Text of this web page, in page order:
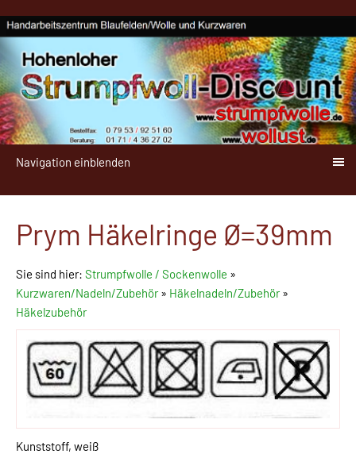
Navigation einblenden
Prym Häkelringe Ø=39mm
Sie sind hier: Strumpfwolle / Sockenwolle »
Kurzwaren/Nadeln/Zubehör» Häkelnadeln/Zubehör»
Häkelzubehör
Kunststoff, weiß